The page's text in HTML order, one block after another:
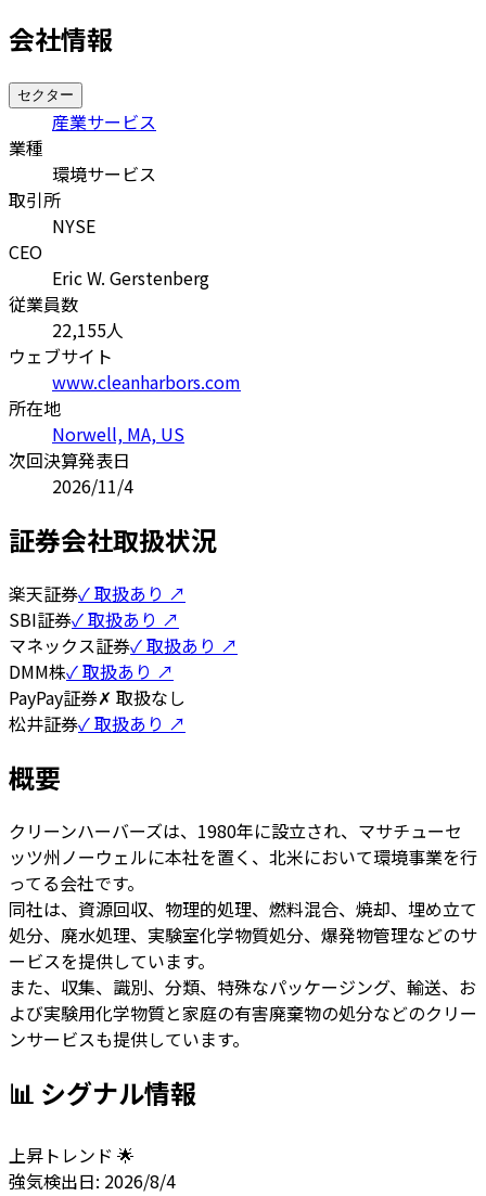
会社情報
セクター
産業サービス
業種
環境サービス
取引所
NYSE
CEO
Eric W. Gerstenberg
従業員数
22,155人
ウェブサイト
www.cleanharbors.com
所在地
Norwell, MA, US
次回決算発表日
2026/11/4
証券会社取扱状況
楽天証券✓ 取扱あり ↗
SBI証券✓ 取扱あり ↗
マネックス証券✓ 取扱あり ↗
DMM株✓ 取扱あり ↗
PayPay証券✗ 取扱なし
松井証券✓ 取扱あり ↗
概要
クリーンハーバーズは、1980年に設立され、マサチューセ
ッツ州ノーウェルに本社を置く、北米において環境事業を行
ってる会社です。
同社は、資源回収、物理的処理、燃料混合、焼却、埋め立て
処分、廃水処理、実験室化学物質処分、爆発物管理などのサ
ービスを提供しています。
また、収集、識別、分類、特殊なパッケージング、輸送、お
よび実験用化学物質と家庭の有害廃棄物の処分などのクリー
ンサービスも提供しています。
📊 シグナル情報
上昇トレンド 🌟
強気検出日: 2026/8/4